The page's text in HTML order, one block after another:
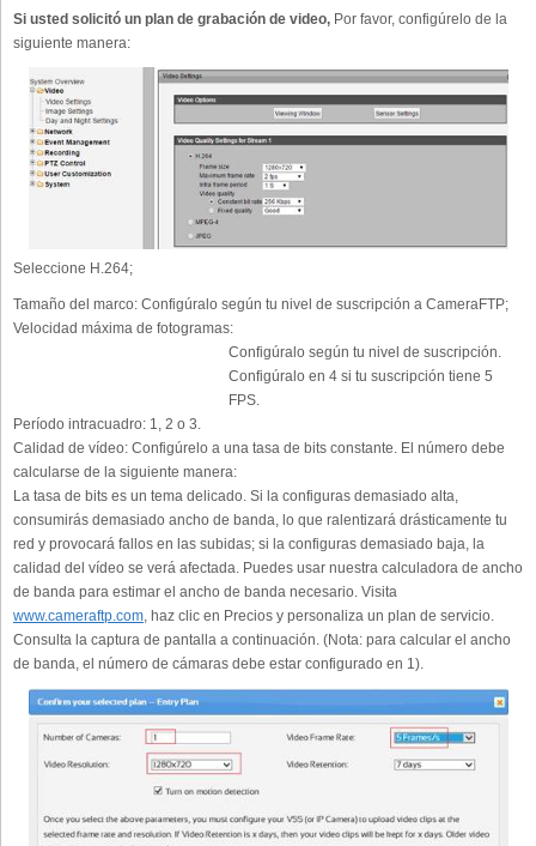
Si usted solicitó un plan de grabación de video, Por favor, configúrelo de la
siguiente manera:
Seleccione H.264;
Tamaño del marco: Configúralo según tu nivel de suscripción a CameraFTP;
Velocidad máxima de fotogramas:
Configúralo según tu nivel de suscripción.
Configúralo en 4 si tu suscripción tiene 5
FPS.
Período intracuadro: 1, 2 o 3.
Calidad de vídeo: Configúrelo a una tasa de bits constante. El número debe
calcularse de la siguiente manera:
La tasa de bits es un tema delicado. Si la configuras demasiado alta,
consumirás demasiado ancho de banda, lo que ralentizará drásticamente tu
red y provocará fallos en las subidas; si la configuras demasiado baja, la
calidad del vídeo se verá afectada. Puedes usar nuestra calculadora de ancho
de banda para estimar el ancho de banda necesario. Visita
www.cameraftp.com , haz clic en Precios y personaliza un plan de servicio.
Consulta la captura de pantalla a continuación. (Nota: para calcular el ancho
de banda, el número de cámaras debe estar configurado en 1).